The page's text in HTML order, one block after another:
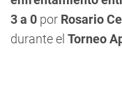
3 a 0 por Rosario
durante el Torneo